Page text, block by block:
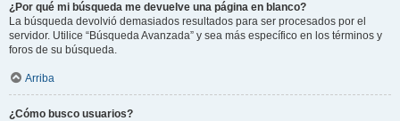
¿Por qué mi búsqueda me devuelve una página en blanco?
La búsqueda devolvió demasiados resultados para ser procesados por el
servidor. Utilice “Búsqueda Avanzada” y sea más específico en los términos y
foros de su búsqueda.
Arriba
¿Cómo busco usuarios?